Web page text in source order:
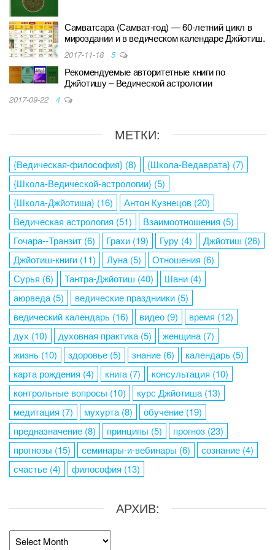
Самватсара (Самват-год) — 60-летний цикл в
мироздании и в ведическом календаре Джйотиш.
2017-11-18 5
Рекомендуемые авторитетные книги по
Джйотишу – Ведической астрологии
2017-09-22 4
МЕТКИ:
{Ведическая-философия} (8) {Школа-Ведаврата} (7)
{Школа-Ведической-астрологии} (5)
{Школа-Джйотиша} (16) Антон Кузнецов (20)
Ведическая астрология (51) Взаимоотношения (5)
Гочара--Транзит (6) Грахи (19) Гуру (4) Джйотиш (26)
Джйотиш-книги (11) Луна (5) Отношения (6)
Сурья (6) Тантра-Джйотиш (40) Шани (4)
аюрведа (5) ведические праздниики (5)
ведический календарь (16) видео (9) время (12)
дух (10) духовная практика (5) женщина (7)
жизнь (10) здоровье (5) знание (6) календарь (5)
карта рождения (4) книга (7) консультация (10)
контрольные вопросы (10) курс Джйотиша (13)
медитация (7) мухурта (8) обучение (19)
предназначение (8) принципы (5) прогноз (23)
прогнозы (15) семинары-и-вебинары (6) сознание (4)
счастье (4) философия (13)
АРХИВ:
Архив: